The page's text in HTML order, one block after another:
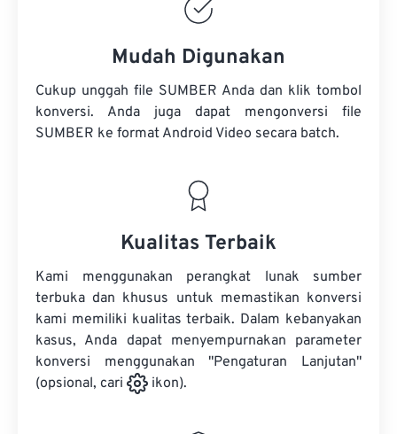
Mudah Digunakan
Cukup unggah file SUMBER Anda dan klik tombol
konversi. Anda juga dapat mengonversi file
SUMBER ke format Android Video secara batch.
Kualitas Terbaik
Kami menggunakan perangkat lunak sumber
terbuka dan khusus untuk memastikan konversi
kami memiliki kualitas terbaik. Dalam kebanyakan
kasus, Anda dapat menyempurnakan parameter
konversi menggunakan "Pengaturan Lanjutan"
(opsional, cari
ikon).